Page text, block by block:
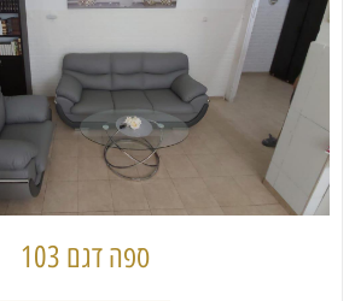
ספה דגם 103